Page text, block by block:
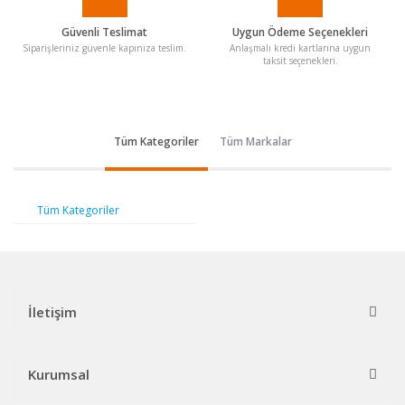
Güvenli Teslimat
Siparişleriniz güvenle kapınıza teslim.
Uygun Ödeme Seçenekleri
Anlaşmalı kredi kartlarına uygun
taksit seçenekleri.
Tüm Kategoriler Tüm Markalar
Tüm Kategoriler
İletişim
Kurumsal